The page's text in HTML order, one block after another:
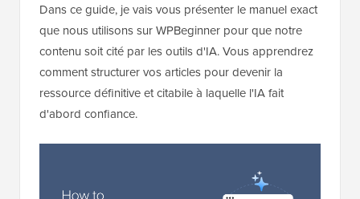
Dans ce guide, je vais vous présenter le manuel exact
que nous utilisons sur WPBeginner pour que notre
contenu soit cité par les outils d'IA. Vous apprendrez
comment structurer vos articles pour devenir la
ressource définitive et citabile à laquelle l'IA fait
d'abord confiance.